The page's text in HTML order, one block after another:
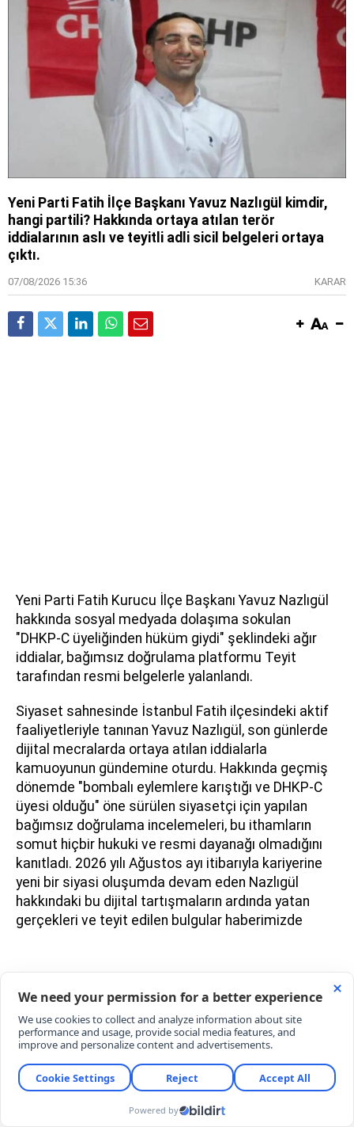
Yeni Parti Fatih İlçe Başkanı Yavuz Nazlıgül kimdir,
hangi partili? Hakkında ortaya atılan terör
iddialarının aslı ve teyitli adli sicil belgeleri ortaya
çıktı.
07/08/2026 15:36 KARAR
Yeni Parti Fatih Kurucu İlçe Başkanı Yavuz Nazlıgül
hakkında sosyal medyada dolaşıma sokulan
"DHKP-C üyeliğinden hüküm giydi" şeklindeki ağır
iddialar, bağımsız doğrulama platformu Teyit
tarafından resmi belgelerle yalanlandı.
Siyaset sahnesinde İstanbul Fatih ilçesindeki aktif
faaliyetleriyle tanınan Yavuz Nazlıgül, son günlerde
dijital mecralarda ortaya atılan iddialarla
kamuoyunun gündemine oturdu. Hakkında geçmiş
dönemde "bombalı eylemlere karıştığı ve DHKP-C
üyesi olduğu" öne sürülen siyasetçi için yapılan
bağımsız doğrulama incelemeleri, bu ithamların
somut hiçbir hukuki ve resmi dayanağı olmadığını
kanıtladı. 2026 yılı Ağustos ayı itibarıyla kariyerine
yeni bir siyasi oluşumda devam eden Nazlıgül
hakkındaki bu dijital tartışmaların ardında yatan
gerçekleri ve teyit edilen bulgular haberimizde